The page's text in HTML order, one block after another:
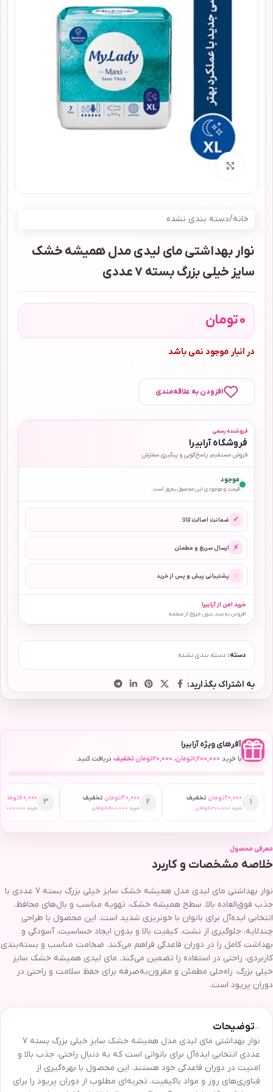
خانه/دسته بندی نشده
نوار بهداشتی مای لیدی مدل همیشه خشک
سایز خیلی بزرگ بسته 7 عددی
0تومان
در انبار موجود نمی باشد
افزودن به علاقه‌مندی
فروشنده رسمی
فروشگاه آرابیرا
فروش مستقیم، پاسخ‌گویی و پیگیری سفارش
موجود
قیمت و موجودی این محصول به‌روز است.
✓ ضمانت اصالت کالا
⚡ ارسال سریع و مطمئن
◌ پشتیبانی پیش و پس از خرید
خرید امن از آرابیرا
افزودن به سبد بدون خروج از صفحه
دسته: دسته بندی نشده
به اشتراک بگذارید:
آفرهای ویژه آرابیرا
با خرید 1,200,000تومان، 20,000تومان تخفیف دریافت کنید.
1
20,000تومان تخفیف
خرید 1,200,000تومان
2
30,000تومان تخفیف
خرید 1,500,000تومان
3
60,000تومان
خرید 2,000,000
معرفی محصول
خلاصه مشخصات و کاربرد
نوار بهداشتی مای لیدی مدل همیشه خشک سایز خیلی بزرگ بسته 7 عددی با
جذب فوق‌العاده بالا، سطح همیشه خشک، تهویه مناسب و بال‌های محافظ،
انتخابی ایده‌آل برای بانوان با خونریزی شدید است. این محصول با طراحی
چندلایه، جلوگیری از نشت، کیفیت بالا و بدون ایجاد حساسیت، آسودگی و
بهداشت کامل را در دوران قاعدگی فراهم می‌کند. ضخامت مناسب و بسته‌بندی
کاربردی، راحتی در استفاده را تضمین می‌کند. مای لیدی همیشه خشک سایز
خیلی بزرگ، راه‌حلی مطمئن و مقرون‌به‌صرفه برای حفظ سلامت و راحتی در
دوران پریود است.
توضیحات
نوار بهداشتی مای لیدی مدل همیشه خشک سایز خیلی بزرگ بسته 7
عددی انتخابی ایده‌آل برای بانوانی است که به دنبال راحتی، جذب بالا و
امنیت در دوران قاعدگی خود هستند. این محصول با بهره‌گیری از
فناوری‌های روز و مواد باکیفیت، تجربه‌ای مطلوب از دوران پریود را برای